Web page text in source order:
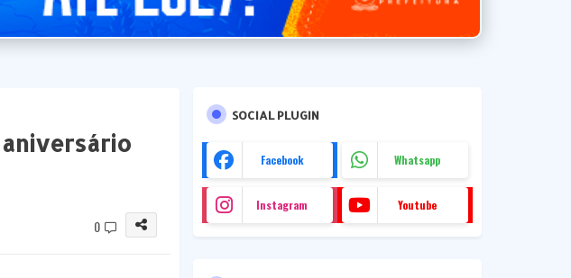
0
SOCIAL PLUGIN
Facebook Whatsapp
Instagram Youtube